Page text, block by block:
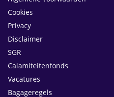
Cookies
Privacy
Disclaimer
SGR
Calamiteitenfonds
Vacatures
Bagageregels